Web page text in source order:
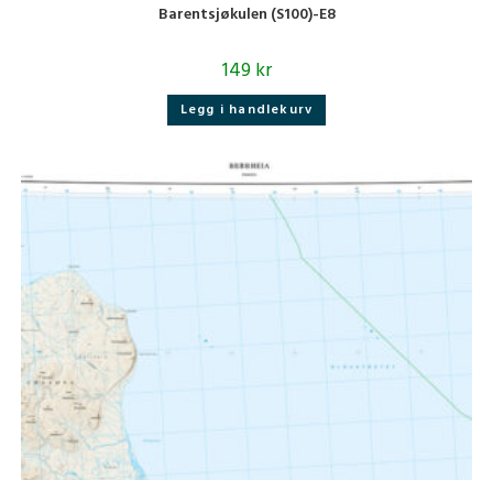
Barentsjøkulen (S100)-E8
149kr
Legg i handlekurv